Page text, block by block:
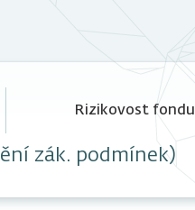
Rizikovost fondu
zák. podmínek)